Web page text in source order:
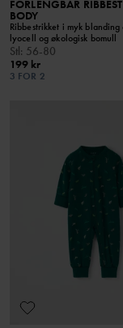
FORLENGBAR
BODY
Ribbestrikket i myk
lyocell og økologisk bomull
Stl: 56-80
199 kr
3 FOR 2